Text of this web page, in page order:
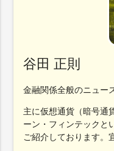
谷田 正則
金融関係全般のニュー
主に仮想通貨（暗号通
ーン・フィンテックと
ご紹介しております。